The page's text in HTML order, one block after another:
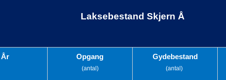
Laksebestand Skjern Å
År Opgang
(antal)
Gydebestand
(antal)